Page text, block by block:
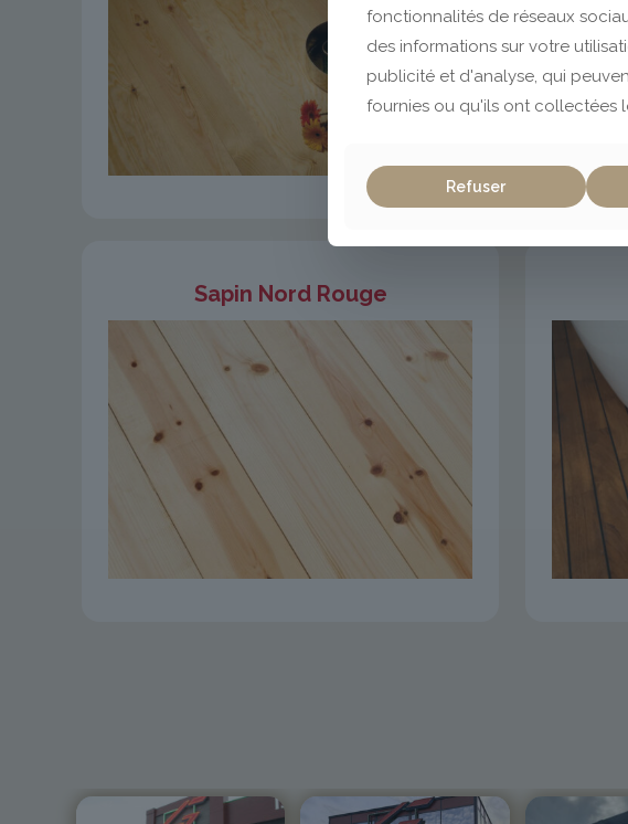
Sapin Nord Rouge
fonctionnalités de réseaux
des informations sur votre
publicité et d'analyse, qui
fournies ou qu'ils ont collectées
Refuser